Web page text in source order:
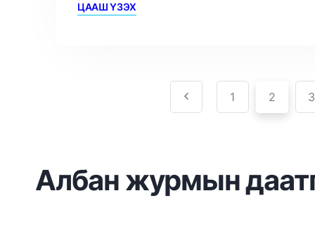
ЦААШ ҮЗЭХ
1 2 3
Албан журмын